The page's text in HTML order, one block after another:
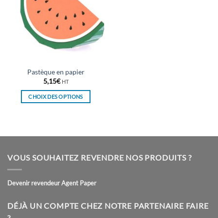
Pastèque en papier
5,15€ HT
CHOIX DES OPTIONS
plusieurs
Les
peuvent
sur
VOUS SOUHAITEZ REVENDRE NOS PRODUITS ?
Devenir revendeur Agent Paper
DÉJÀ UN COMPTE CHEZ NOTRE PARTENAIRE FAIRE